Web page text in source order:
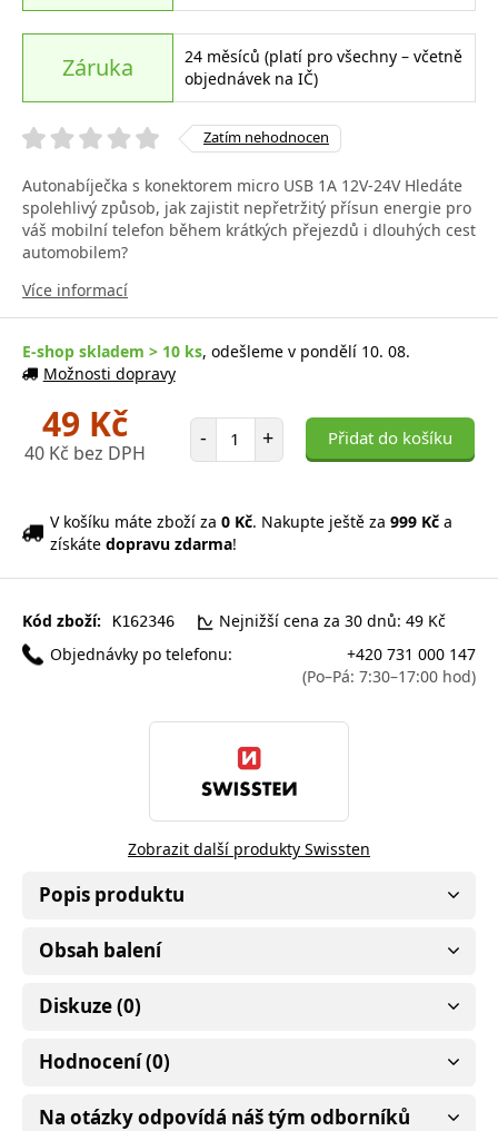
Záruka
24 měsíců (platí pro všechny – včetně
objednávek na IČ)
Zatím nehodnocen
Autonabíječka s konektorem micro USB 1A 12V-24V Hledáte
spolehlivý způsob, jak zajistit nepřetržitý přísun energie pro
váš mobilní telefon během krátkých přejezdů i dlouhých cest
automobilem?
Více informací
E-shop skladem > 10 ks, odešleme v pondělí 10. 08.
Možnosti dopravy
49 Kč
40 Kč bez DPH
- Počet položek
+ Přidat do košíku
V košíku máte zboží za 0 Kč. Nakupte ještě za 999 Kč a
získáte dopravu zdarma!
Kód zboží: K162346
Nejnižší cena za 30 dnů: 49 Kč
Objednávky po telefonu:
+420 731 000 147
(Po–Pá: 7:30–17:00 hod)
Zobrazit další produkty Swissten
Popis produktu
Obsah balení
Diskuze (0)
Hodnocení (0)
Na otázky odpovídá náš tým odborníků